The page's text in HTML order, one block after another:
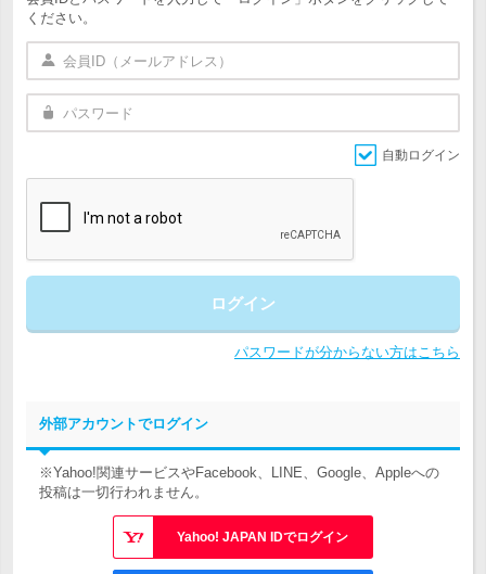
ください。
自動ログイン
ログイン
パスワードが分からない方はこちら
外部アカウントでログイン
※Yahoo!関連サービスやFacebook、LINE、Google、Appleへの
投稿は一切行われません。
Yahoo! JAPAN IDでログイン